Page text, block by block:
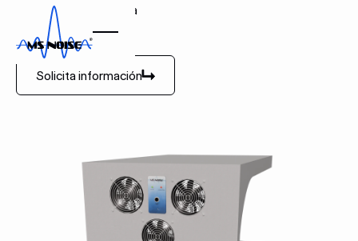
Caja insonorizada para
bombas de vacío
Solicita información
Solicita información